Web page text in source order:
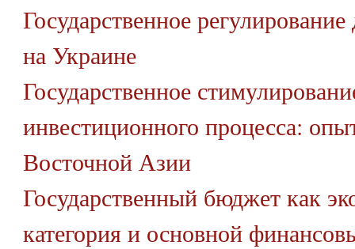
Государственное
на Украине
Государственное
инвестиционного процесса:
Восточной Азии
Государственный бюджет как
категория и основной